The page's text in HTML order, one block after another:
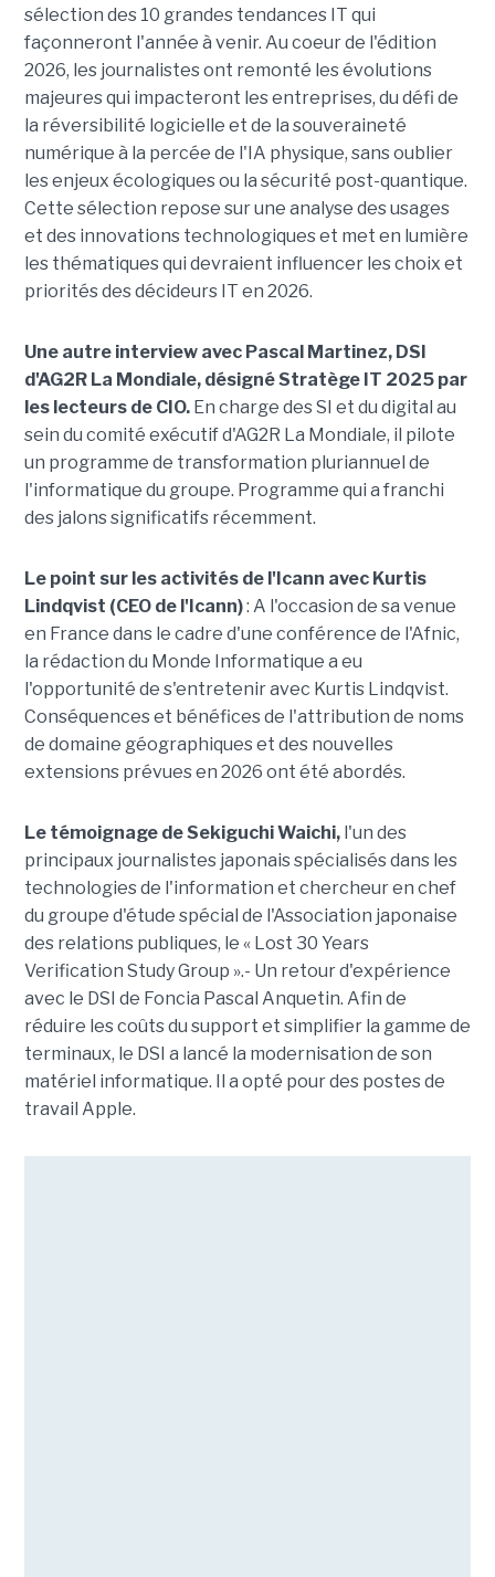
sélection des 10 grandes tendances IT qui
façonneront l'année à venir. Au coeur de l'édition
2026, les journalistes ont remonté les évolutions
majeures qui impacteront les entreprises, du défi de
la réversibilité logicielle et de la souveraineté
numérique à la percée de l'IA physique, sans oublier
les enjeux écologiques ou la sécurité post-quantique.
Cette sélection repose sur une analyse des usages
et des innovations technologiques et met en lumière
les thématiques qui devraient influencer les choix et
priorités des décideurs IT en 2026.
Une autre interview avec Pascal Martinez, DSI
d'AG2R La Mondiale, désigné Stratège IT 2025 par
les lecteurs de CIO.En charge des SI et du digital au
sein du comité exécutif d'AG2R La Mondiale, il pilote
un programme de transformation pluriannuel de
l'informatique du groupe. Programme qui a franchi
des jalons significatifs récemment.
Le point sur les activités de l'Icann avec Kurtis
Lindqvist (CEO de l'Icann): A l'occasion de sa venue
en France dans le cadre d'une conférence de l'Afnic,
la rédaction du Monde Informatique a eu
l'opportunité de s'entretenir avec Kurtis Lindqvist.
Conséquences et bénéfices de l'attribution de noms
de domaine géographiques et des nouvelles
extensions prévues en 2026 ont été abordés.
Le témoignage de Sekiguchi Waichi,l'un des
principaux journalistes japonais spécialisés dans les
technologies de l'information et chercheur en chef
du groupe d'étude spécial de l'Association japonaise
des relations publiques, le « Lost 30 Years
Verification Study Group ».- Un retour d'expérience
avec le DSI de Foncia Pascal Anquetin. Afin de
réduire les coûts du support et simplifier la gamme de
terminaux, le DSI a lancé la modernisation de son
matériel informatique. Il a opté pour des postes de
travail Apple.